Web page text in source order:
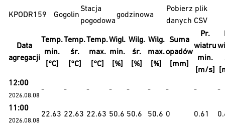
KPODR159 Gogolin
Stacja
pogodowa
godzinowa
Pobierz plik
danych CSV
Data
agregacji
Temp.
min.
[°C]
Temp.
śr.
[°C]
Temp.
max.
[°C]
Wigl.
min.
[%]
Wilg.
śr.
[%]
Wilg.
max.
[%]
Suma
opadów
[mm]
Pr.
wiatru
min.
[m/s]
12:00
2026.08.08
- - - - - - - - -
11:00
2026.08.08
22.63 22.63 22.63 50.6 50.6 50.6 0 0.61